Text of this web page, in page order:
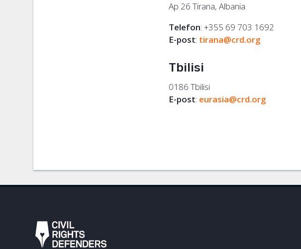
Ap 26 Tirana, Albania
Telefon: +355 69 703 1692
E-post: tirana@crd.org
Tbilisi
0186 Tbilisi
E-post: eurasia@crd.org